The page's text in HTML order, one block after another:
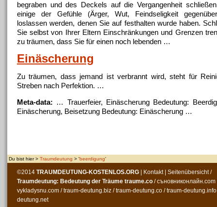
begraben und des Deckels auf die Vergangenheit
einige der Gefühle (Ärger, Wut, Feindseligkeit
loslassen werden, denen Sie auf festhalten wurde haben.
Sie selbst von Ihrer Eltern Einschränkungen und Grenzen
zu träumen, dass Sie für einen noch lebenden …
Einäscherung
Zu träumen, dass jemand ist verbrannt wird, steht für
Streben nach Perfektion. …
Meta-data: … Trauerfeier, Einäscherung Bedeutung:
Einäscherung, Beisetzung Bedeutung: Einäscherung …
Du bist hier > Traumdeutung > 'beerdigung'
©2014 TRAUMDEUTUNG-KOSTENLOS.ORG Kontakt| Seitenübersicht/
Traumdeutung: Bedeutung der Träume traume.co /съновниконлайн.com
vykladysnu.com /traum-deutung.biz /traum-deutung.co /traum-deutung.info
deutung.net